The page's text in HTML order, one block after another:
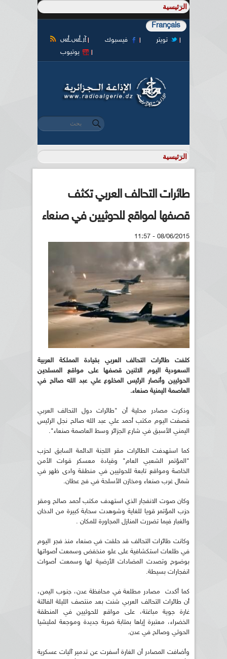
Français
آر أس أس فيسبوك
تويتر
يوتيوب
استمارة البحث
‏بحث ‏
طائرات التحالف العربي تكثف
قصفها لمواقع للحوثيين في صنعاء
08/06/2015 - 11:57
كثفت طائرات التحالف العربي بقيادة المملكة العربية
السعودية اليوم الاثنين قصفها على مواقع المسلحين
الحوثيين وأنصار الرئيس المخلوع علي عبد الله صالح في
العاصمة اليمنية صنعاء.
وذكرت مصادر محلية أن "طائرات دول التحالف العربي
قصفت اليوم مكتب أحمد علي عبد الله صالح نجل الرئيس
اليمني الأسبق في شارع الجزائر وسط العاصمة صنعاء".
كما استهدفت الطائرات مقر اللجنة الدائمة السابق لحزب
"المؤتمر الشعبي العام" وقيادة معسكر قوات الأمن
الخاصة ومواقع تابعة للحوثيين في منطقة وادى ظهر في
شمال غرب صنعاء ومخازن الأسلحة في فج عطان.
وكان صوت الانفجار الذي استهدف مكتب أحمد صالح ومقر
حزب المؤتمر قويا للغاية وشوهدت سحابة كبيرة من الدخان
والغبار فيما تضررت المنازل المجاورة للمكان .
وكانت طائرات التحالف قد حلقت في صنعاء منذ فجر اليوم
في طلعات استكشافية على علو منخفض وسمعت أصواتها
بوضوح وتصدت المضادات الأرضية لها وسمعت أصوات
انفجارات بسيطة.
كما أكدت مصادر مطلعة في محافظة عدن، جنوب اليمن،
أن طائرات التحالف العربي شنت بعد منتصف الليلة الفائتة
غارة جوية مباغتة، على مواقع للحوثيين في المنطقة
الخضراء، معتبرة إياها بمثابة ضربة جديدة وموجعة لمليشيا
الحوثي وصالح في عدن.
وأضافت المصادر أن الغارة أسفرت عن تدمير آليات عسكرية